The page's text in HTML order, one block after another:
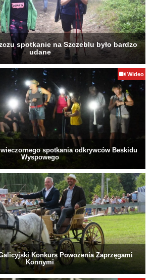
spotkanie na Szczeblu było bardzo
udane
Wideo
spotkania odkrywców Beskidu
Wyspowego
Konkurs Powożenia Zaprzęgami
Konnymi